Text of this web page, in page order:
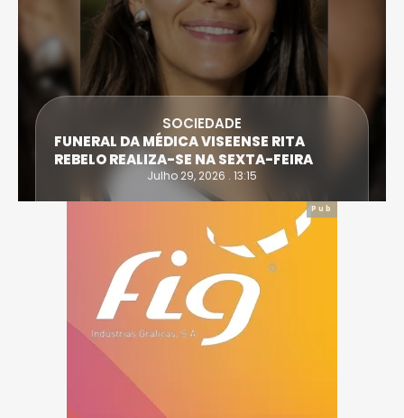
SOCIEDADE
FUNERAL DA MÉDICA VISEENSE RITA
REBELO REALIZA-SE NA SEXTA-FEIRA
Julho 29, 2026 . 13:15
Pub